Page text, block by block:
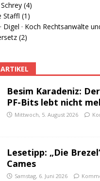
(4)
Staffl (1)
Digel · Koch Rechtsanwälte
(2)
Besim Karadeniz:
PF-Bits lebt nicht
Mittwoch, 5. August 2026
Lesetipp: „Die
Cames
Samstag, 6. Juni 2026